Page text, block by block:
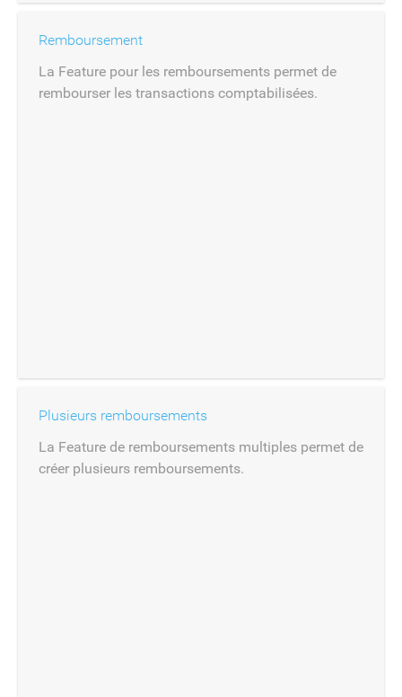
Remboursement
La Feature pour les remboursements permet de
rembourser les transactions comptabilisées.
Plusieurs remboursements
La Feature de remboursements multiples permet de
créer plusieurs remboursements.